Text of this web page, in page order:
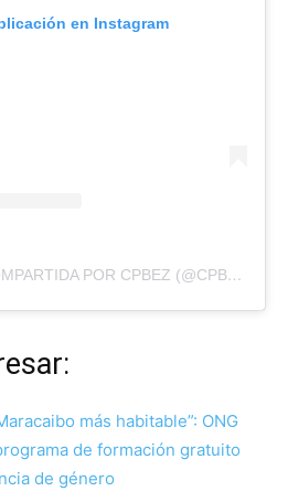
en Instagram
UNA PUBLICACIÓN COMPARTIDA POR CPBEZ (@CPBEZOFICIAL)
más habitable”: ONG
de formación gratuito
de género